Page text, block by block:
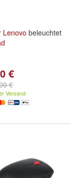
Lenovo beleuchtet
€
€
Versand